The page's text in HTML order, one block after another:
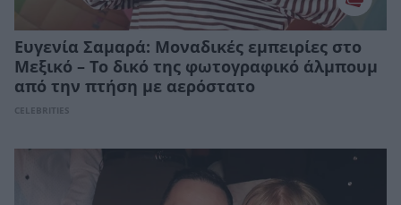
Ευγενία Σαμαρά: Μοναδικές εμπειρίες στο
Μεξικό – Το δικό της φωτογραφικό άλμπουμ
από την πτήση με αερόστατο
CELEBRITIES